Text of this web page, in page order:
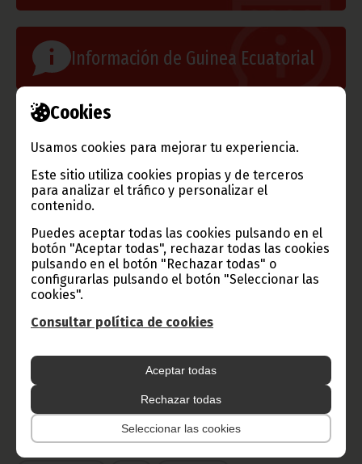
Cookies
Usamos cookies para mejorar tu experiencia.
Este sitio utiliza cookies propias y de terceros
para analizar el tráfico y personalizar el
contenido.
Puedes aceptar todas las cookies pulsando en el
botón "Aceptar todas", rechazar todas las cookies
pulsando en el botón "Rechazar todas" o
configurarlas pulsando el botón "Seleccionar las
cookies".
Consultar política de cookies
Aceptar todas
Rechazar todas
Seleccionar las cookies
Información de Guinea Ecuatorial
TVGE
Radio Nacional de Guinea
Ecuatorial
Haz click aquí para escuchar ahora
CATEGORÍAS
África
COVID-19 Cultura Estadísticas CAN 2015
Economía Gente GE 50 Aniversario Independencia